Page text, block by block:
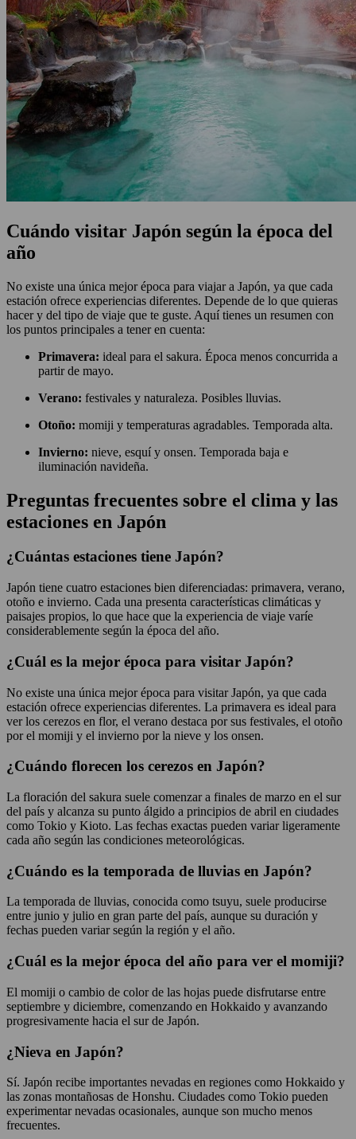
Cuándo visitar Japón según la época del
año
No existe una única mejor época para viajar a Japón, ya que cada
estación ofrece experiencias diferentes. Depende de lo que quieras
hacer y del tipo de viaje que te guste. Aquí tienes un resumen con
los puntos principales a tener en cuenta:
Primavera: ideal para el sakura. Época menos concurrida a
partir de mayo.
Verano: festivales y naturaleza. Posibles lluvias.
Otoño: momiji y temperaturas agradables. Temporada alta.
Invierno: nieve, esquí y onsen. Temporada baja e
iluminación navideña.
Preguntas frecuentes sobre el clima y las
estaciones en Japón
¿Cuántas estaciones tiene Japón?
Japón tiene cuatro estaciones bien diferenciadas: primavera, verano,
otoño e invierno. Cada una presenta características climáticas y
paisajes propios, lo que hace que la experiencia de viaje varíe
considerablemente según la época del año.
¿Cuál es la mejor época para visitar Japón?
No existe una única mejor época para visitar Japón, ya que cada
estación ofrece experiencias diferentes. La primavera es ideal para
ver los cerezos en flor, el verano destaca por sus festivales, el otoño
por el momiji y el invierno por la nieve y los onsen.
¿Cuándo florecen los cerezos en Japón?
La floración del sakura suele comenzar a finales de marzo en el sur
del país y alcanza su punto álgido a principios de abril en ciudades
como Tokio y Kioto. Las fechas exactas pueden variar ligeramente
cada año según las condiciones meteorológicas.
¿Cuándo es la temporada de lluvias en Japón?
La temporada de lluvias, conocida como tsuyu, suele producirse
entre junio y julio en gran parte del país, aunque su duración y
fechas pueden variar según la región y el año.
¿Cuál es la mejor época del año para ver el momiji?
El momiji o cambio de color de las hojas puede disfrutarse entre
septiembre y diciembre, comenzando en Hokkaido y avanzando
progresivamente hacia el sur de Japón.
¿Nieva en Japón?
Sí. Japón recibe importantes nevadas en regiones como Hokkaido y
las zonas montañosas de Honshu. Ciudades como Tokio pueden
experimentar nevadas ocasionales, aunque son mucho menos
frecuentes.